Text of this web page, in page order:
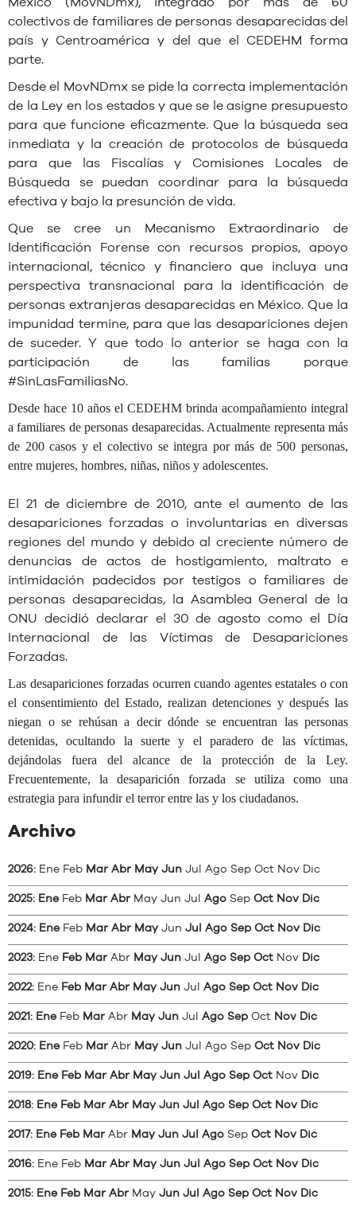
colectivos de familiares de personas desaparecidas del
país y Centroamérica y del que el CEDEHM forma
parte.
Desde el MovNDmx se pide la correcta implementación
de la Ley en los estados y que se le asigne presupuesto
para que funcione eficazmente. Que la búsqueda sea
inmediata y la creación de protocolos de búsqueda
para que las Fiscalías y Comisiones Locales de
Búsqueda se puedan coordinar para la búsqueda
efectiva y bajo la presunción de vida.
Que se cree un Mecanismo Extraordinario de
Identificación Forense con recursos propios, apoyo
internacional, técnico y financiero que incluya una
perspectiva transnacional para la identificación de
personas extranjeras desaparecidas en México. Que la
impunidad termine, para que las desapariciones dejen
de suceder. Y que todo lo anterior se haga con la
participación de las familias porque
#SinLasFamiliasNo.
Desde hace 10 años el CEDEHM brinda acompañamiento integral
a familiares de personas desaparecidas. Actualmente representa más
de 200 casos y el colectivo se integra por más de 500 personas,
entre mujeres, hombres, niñas, niños y adolescentes.
El 21 de diciembre de 2010, ante el aumento de las
desapariciones forzadas o involuntarias en diversas
regiones del mundo y debido al creciente número de
denuncias de actos de hostigamiento, maltrato e
intimidación padecidos por testigos o familiares de
personas desaparecidas, la Asamblea General de la
ONU decidió declarar el 30 de agosto como el Día
Internacional de las Víctimas de Desapariciones
Forzadas.
Las desapariciones forzadas ocurren cuando agentes estatales o con
el consentimiento del Estado, realizan detenciones y después las
niegan o se rehúsan a decir dónde se encuentran las personas
detenidas, ocultando la suerte y el paradero de las víctimas,
dejándolas fuera del alcance de la protección de la Ley.
Frecuentemente, la desaparición forzada se utiliza como una
estrategia para infundir el terror entre las y los ciudadanos.
Archivo
2026: Ene Feb Mar Abr May Jun Jul Ago Sep Oct Nov Dic
2025: Ene Feb Mar Abr May Jun Jul Ago Sep Oct Nov Dic
2024: Ene Feb Mar Abr May Jun Jul Ago Sep Oct Nov Dic
2023: Ene Feb Mar Abr May Jun Jul Ago Sep Oct Nov Dic
2022: Ene Feb Mar Abr May Jun Jul Ago Sep Oct Nov Dic
2021: Ene Feb Mar Abr May Jun Jul Ago Sep Oct Nov Dic
2020: Ene Feb Mar Abr May Jun Jul Ago Sep Oct Nov Dic
2019: Ene Feb Mar Abr May Jun Jul Ago Sep Oct Nov Dic
2018: Ene Feb Mar Abr May Jun Jul Ago Sep Oct Nov Dic
2017: Ene Feb Mar Abr May Jun Jul Ago Sep Oct Nov Dic
2016: Ene Feb Mar Abr May Jun Jul Ago Sep Oct Nov Dic
2015: Ene Feb Mar Abr May Jun Jul Ago Sep Oct Nov Dic